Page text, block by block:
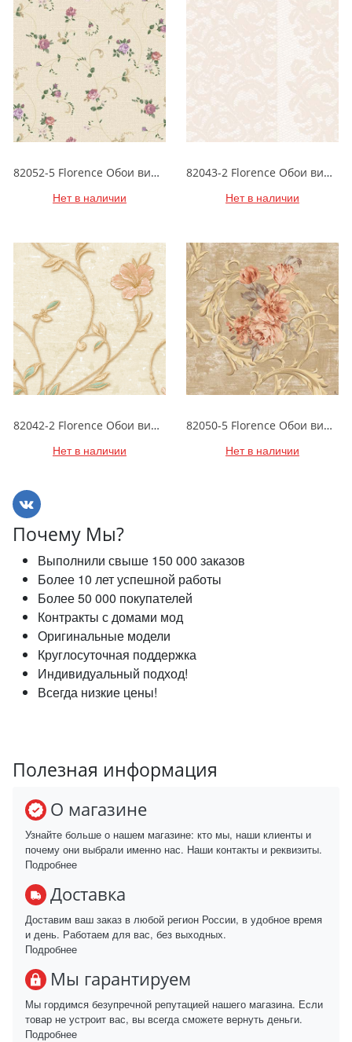
82052-5 Florence Обои виниловые на бумажной основе 1.06*15.6
Нет в наличии
82043-2 Florence Обои виниловые на бумажной основе 1.06*15.6
Нет в наличии
82042-2 Florence Обои виниловые на бумажной основе 1.06*15.6
Нет в наличии
82050-5 Florence Обои виниловые на бумажной основе 1.06*15.6
Нет в наличии
Почему Мы?
Выполнили свыше 150 000 заказов
Более 10 лет успешной работы
Более 50 000 покупателей
Контракты с домами мод
Оригинальные модели
Круглосуточная поддержка
Индивидуальный подход!
Всегда низкие цены!
Полезная информация
О магазине
Узнайте больше о нашем магазине: кто мы, наши клиенты и
почему они выбрали именно нас. Наши контакты и реквизиты.
Подробнее
Доставка
Доставим ваш заказ в любой регион России, в удобное время
и день. Работаем для вас, без выходных.
Подробнее
Мы гарантируем
Мы гордимся безупречной репутацией нашего магазина. Если
товар не устроит вас, вы всегда сможете вернуть деньги.
Подробнее